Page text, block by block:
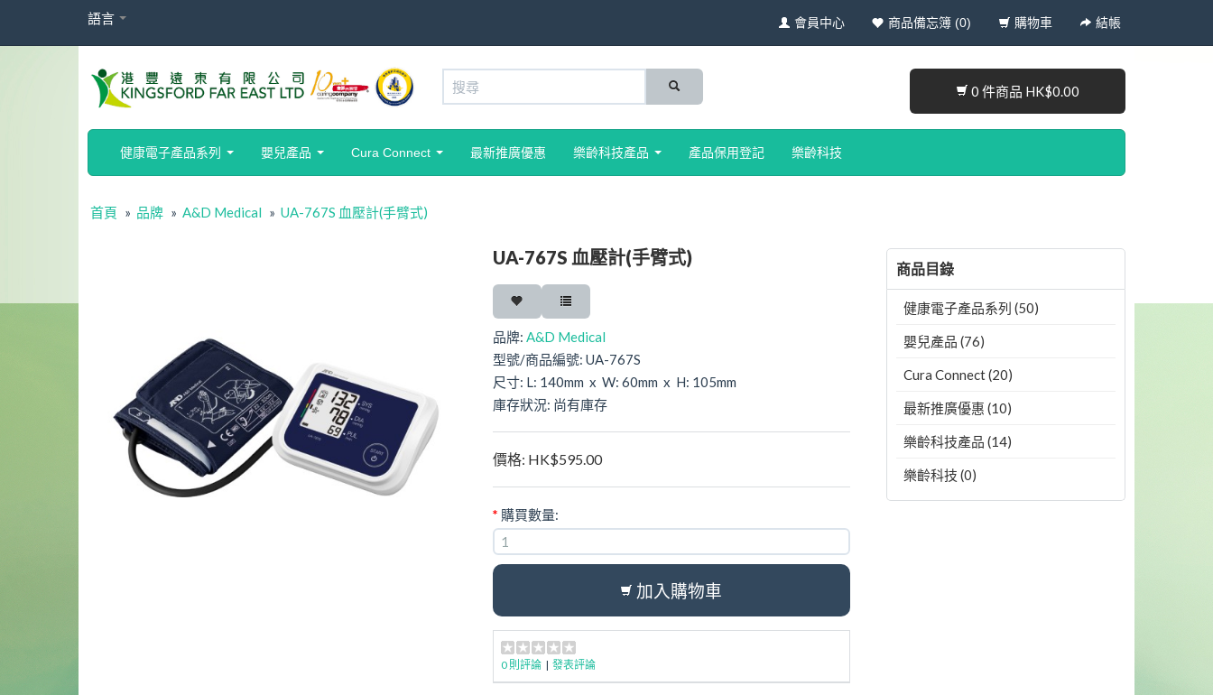
語言 會員中心 商品備忘簿 (0) 購物車 結帳
0 件商品 HK$0.00
健康電子產品系列 嬰兒產品 Cura Connect 最新推廣優惠 樂齡科技產品 產品保用登記 樂齡科技
首頁 » 品牌 » A&D Medical » UA-767S 血壓計(手臂式)
UA-767S 血壓計(手臂式)
品牌: A&D Medical
型號/商品編號: UA-767S
尺寸: L: 140mm x W: 60mm x H: 105mm
庫存狀況: 尚有庫存
價格: HK$595.00
* 購買數量:
加入購物車
0 則評論| 發表評論
商品目錄
健康電子產品系列 (50)
嬰兒產品 (76)
Cura Connect (20)
最新推廣優惠 (10)
樂齡科技產品 (14)
樂齡科技 (0)